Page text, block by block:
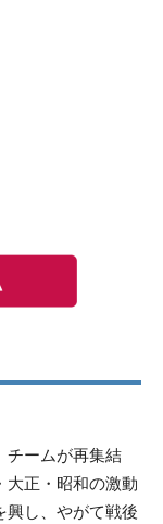
チームが再集結
大正・昭和の激動
興し、やがて戦後